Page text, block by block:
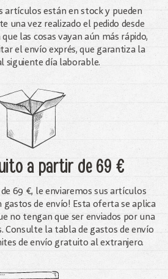
artículos están en stock y pueden
una vez realizado el pedido desde
las cosas vayan aún más rápido,
el envío exprés, que garantiza la
siguiente día laborable.
a partir de 69 €
de 69 €, le enviaremos sus artículos
gastos de envío! Esta oferta se aplica
no tengan que ser enviados por una
Consulte la tabla de gastos de envío
de envío gratuito al extranjero.